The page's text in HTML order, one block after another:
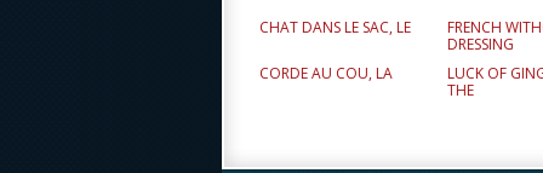
CHAT DANS LE SAC, LE
FRENCH
DRESSING
CORDE AU COU, LA
LUCK OF
THE